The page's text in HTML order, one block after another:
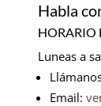
Habla
HORARIO
Luneas a
Email: